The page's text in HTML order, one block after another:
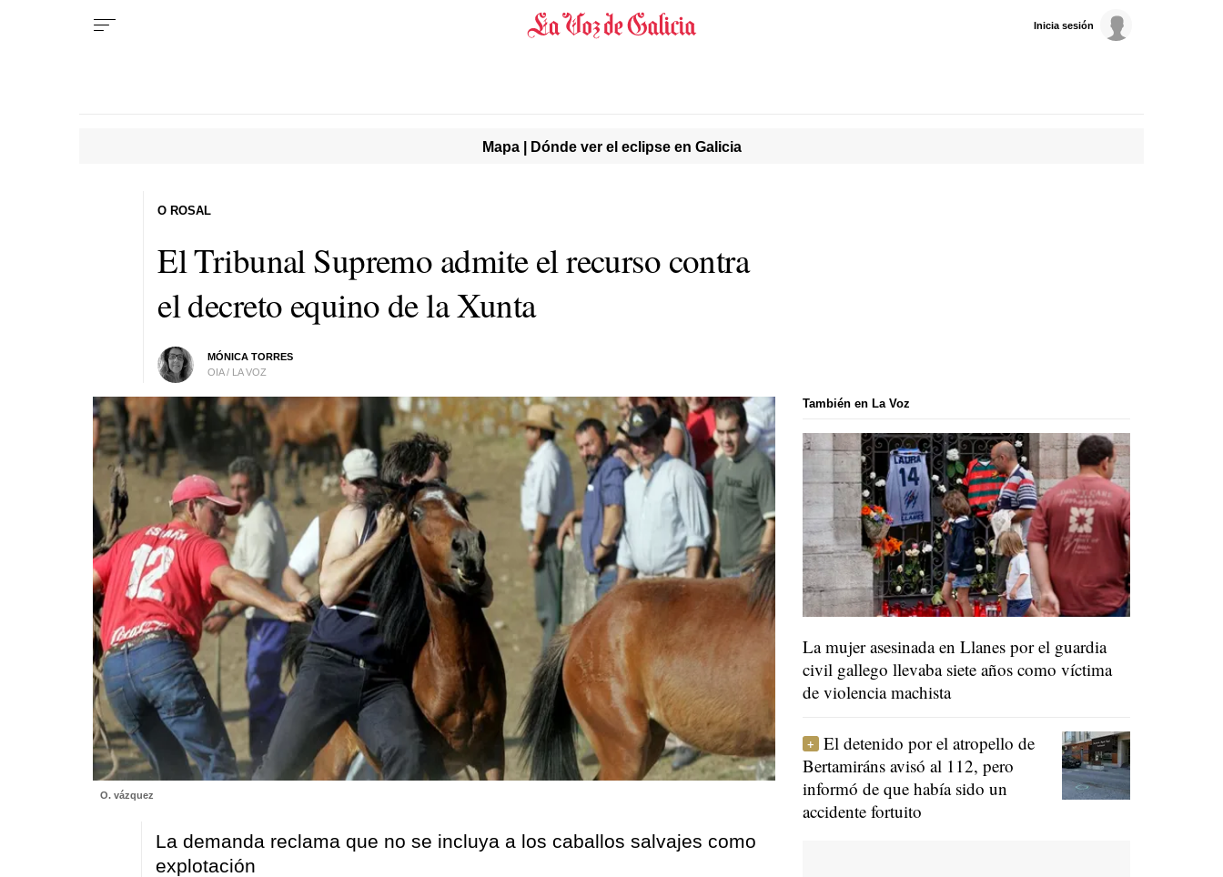
Inicia sesión
Mapa | Dónde ver el eclipse en Galicia
El Tribunal Supremo admite el recurso contra
el decreto equino de la Xunta
MÓNICA TORRES
OIA / LA VOZ
O ROSAL
O. vázquez
La demanda reclama que no se incluya a los caballos salvajes como
explotación
También en La Voz
La mujer asesinada en Llanes por el guardia
civil gallego llevaba siete años como víctima
de violencia machista
El detenido por el atropello de
Bertamiráns avisó al 112, pero
informó de que había sido un
accidente fortuito